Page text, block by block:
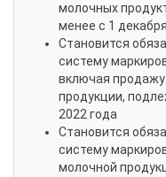
молочных
менее c 1
Становится
систему
включая продажу
продукции,
2022 года
Становится
систему
молочной